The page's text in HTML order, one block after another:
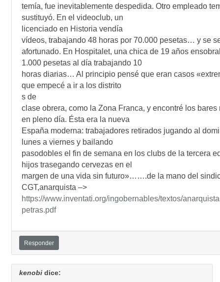
temía, fue inevitablemente despedida. Otro empleado
sustituyó. En el videoclub, un
licenciado en Historia vendía
vídeos, trabajando 48 horas por 70.000 pesetas… y se
afortunado. En Hospitalet, una chica de 19 años
1.000 pesetas al día trabajando 10
horas diarias… Al principio pensé que eran casos
que empecé a ir a los distrito
s de
clase obrera, como la Zona Franca, y encontré los bares
en pleno día. Ésta era la nueva
España moderna: trabajadores retirados jugando al
lunes a viernes y bailando
pasodobles el fin de semana en los clubs de la tercera
hijos trasegando cervezas en el
margen de una vida sin futuro»…….de la mano del
CGT,anarquista –>
https://www.inventati.org/ingobernables/textos/
petras.pdf
Responder
kenobi dice: